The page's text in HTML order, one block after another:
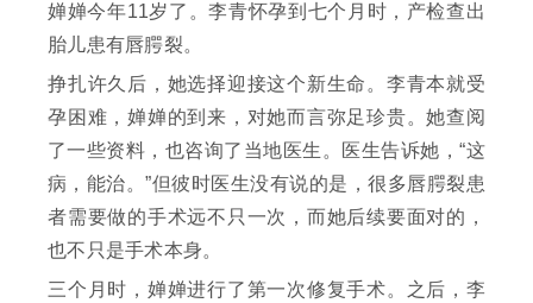
婵婵今年11岁了。李青怀孕到七个月时，产检查出
胎儿患有唇腭裂。
挣扎许久后，她选择迎接这个新生命。李青本就受
孕困难，婵婵的到来，对她而言弥足珍贵。她查阅
了一些资料，也咨询了当地医生。医生告诉她，“这
病，能治。”但彼时医生没有说的是，很多唇腭裂患
者需要做的手术远不只一次，而她后续要面对的，
也不只是手术本身。
三个月时，婵婵进行了第一次修复手术。之后，李